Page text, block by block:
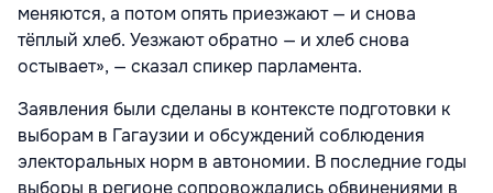
меняются, а потом опять приезжают — и снова
тёплый хлеб. Уезжают обратно — и хлеб снова
остывает», — сказал спикер парламента.
Заявления были сделаны в контексте подготовки к
выборам в Гагаузии и обсуждений соблюдения
электоральных норм в автономии. В последние годы
выборы в регионе сопровождались обвинениями в